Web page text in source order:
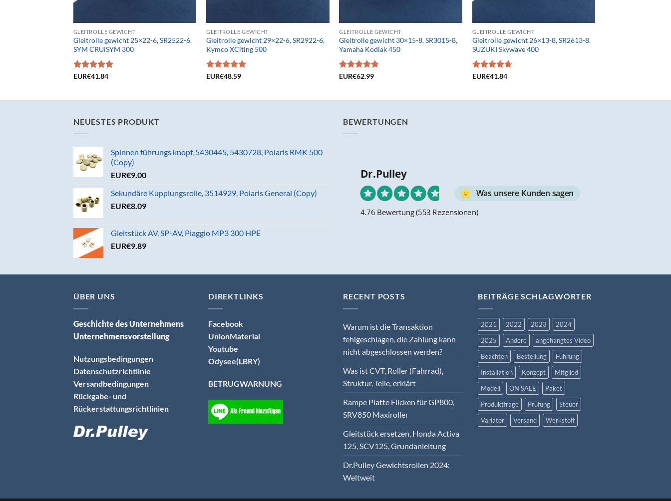
GLEITROLLE GEWICHT
Gleitrolle gewicht 25×22-6, SR2522-6,
SYM CRUiSYM 300
Bewertet
EUR€41.84
GLEITROLLE GEWICHT
Gleitrolle gewicht 29×22-6, SR2922-6,
Kymco XCiting 500
Bewertet
EUR€48.59
GLEITROLLE GEWICHT
Gleitrolle gewicht 30×15-8, SR3015-8,
Yamaha Kodiak 450
Bewertet
EUR€62.99
GLEITROLLE GEWICHT
Gleitrolle gewicht 26×13-8, SR2613-8,
SUZUKI Skywave 400
Bewertet
EUR€41.84
NEUESTES PRODUKT
Spinnen führungs knopf, 5430445, 5430728, Polaris RMK 500
(Copy)
EUR€9.00
Sekundäre Kupplungsrolle, 3514929, Polaris General (Copy)
EUR€8.09
Gleitstück AV, SP-AV, Piaggio MP3 300 HPE
EUR€9.89
BEWERTUNGEN
Dr.Pulley
Was unsere Kunden sagen
4.76 Bewertung(553 Rezensionen)
ÜBER UNS
Geschichte des Unternehmens
Unternehmensvorstellung
Nutzungsbedingungen
Datenschutzrichtlinie
Versandbedingungen
Rückgabe- und
Rückerstattungsrichtlinien
DIREKTLINKS
Facebook
UnionMaterial
Youtube
Odysee(LBRY)
BETRUGWARNUNG
RECENT POSTS
Warum ist die Transaktion
fehlgeschlagen, die Zahlung kann
nicht abgeschlossen werden?
Was ist CVT, Roller (Fahrrad),
Struktur, Teile, erklärt
Rampe Platte Flicken für GP800,
SRV850 Maxiroller
Gleitstück ersetzen, Honda Activa
125, SCV125, Grundanleitung
Dr.Pulley Gewichtsrollen 2024:
Weltweit
BEITRÄGE SCHLAGWÖRTER
2021 2022 2023
2024
2025
Andere
angehängtes Video
Beachten
Bestellung
Führung
Installation
Konzept
Mitglied
Modell
ON SALE
Paket
Produktfrage
Prüfung
Steuer
Variator
Versand Werkstoff